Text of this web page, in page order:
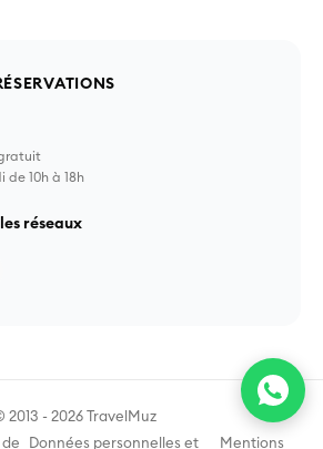
de 10h à 18h
réseaux
2013 - 2026 TravelMuz
Données personnelles et Mentions